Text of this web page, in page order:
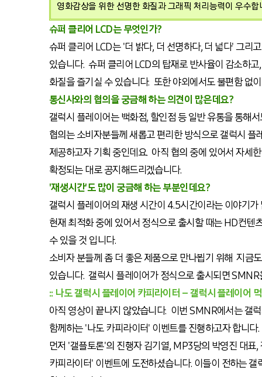
영화감상을 위한 선명한 화질과 그래픽 처리능력이 우수합
슈퍼 클리어 LCD는 무엇인가?
슈퍼 클리어 LCD는 '더 밝다, 더 선명하다, 더 넓다' 그리
있습니다. 슈퍼 클리어 LCD의 탑재로 반사율이 감소하
화질을 즐기실 수 있습니다. 또한 야외에서도 불편함 없
통신사와의 협의을 궁금해 하는 의견이 많은데요?
갤럭시 플레이어는 백화점, 할인점 등 일반 유통을 통해
협의는 소비자분들께 새롭고 편리한 방식으로 갤럭시 플
제공하고자 기획 중인데요. 아직 협의 중에 있어서 자세
확정되는 대로 공지해드리겠습니다.
'재생시간'도 많이 궁금해 하는 부분인데요?
갤럭시 플레이어의 재생 시간이 4.5시간이라는 이야기
현재 최적화 중에 있어서 정식으로 출시할 때는 HD컨텐
수 있을 것 입니다.
소비자 분들께 좀 더 좋은 제품으로 만나뵙기 위해 지금
있습니다. 갤럭시 플레이어가 정식으로 출시되면
:: 나도 갤럭시 플레이어 카피라이터 – 갤럭시 플레이어
아직 영상이 끝나지 않았습니다. 이번 SMNR에서는 갤
함께하는 '나도 카피라이터' 이벤트를 진행하고자 합니다.
먼저 '갤플토론'의 진행자 김기열, MP3당의 박영진 대표
카피라이터' 이벤트에 도전하셨습니다. 이들이 전하는